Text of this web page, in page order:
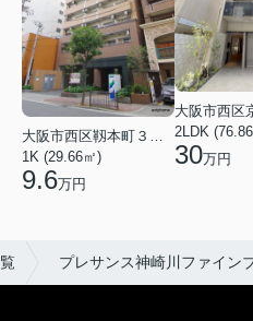
大阪市西区靱本町３丁目
1K (29.66㎡)
9.6万円
2LDK
30万円
プレサンス神崎川ファイ